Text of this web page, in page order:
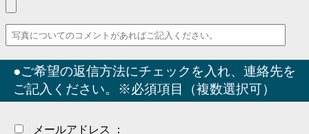
●ご希望の返信方法にチェックを入れ、連絡先を
ご記入ください。※必須項目（複数選択可）
メールアドレス ：